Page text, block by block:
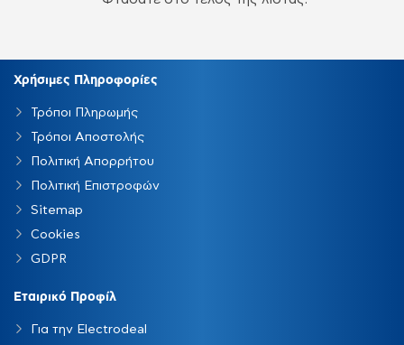
Χρήσιμες Πληροφορίες
Τρόποι Πληρωμής
Τρόποι Αποστολής
Πολιτική Απορρήτου
Πολιτική Επιστροφών
Sitemap
Cookies
GDPR
Εταιρικό Προφίλ
Για την Electrodeal